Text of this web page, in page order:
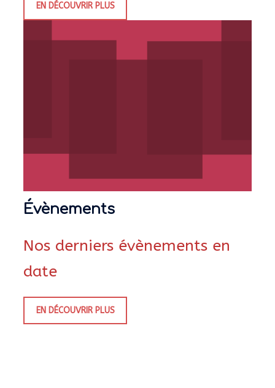
EN DÉCOUVRIR PLUS
Évènements
Nos derniers évènements en
date
EN DÉCOUVRIR PLUS